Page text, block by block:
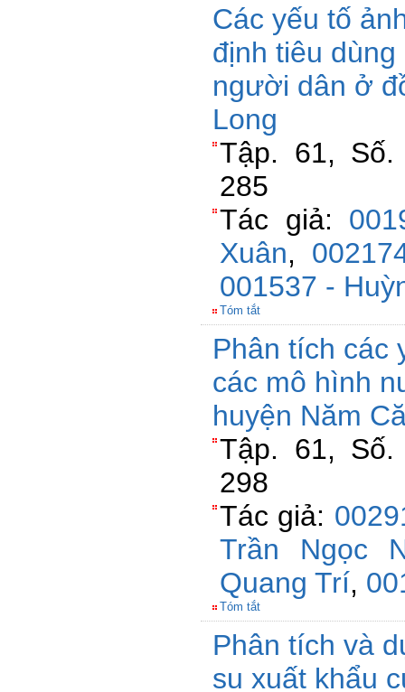
Các yếu tố
định tiêu
người dân ở
Long
Tập. 61,
285
Tác giả:
Xuân,
001537 -
Tóm tắt
Phân tích các
các mô hình
huyện Năm
Tập. 61,
298
Tác giả:
Trần Ngọc
Quang Trí,
Tóm tắt
Phân tích và
su xuất khẩu